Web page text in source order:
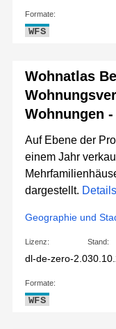
Formate:
WFS
Wohnatlas
Wohnungen -
Auf Ebene der
einem Jahr
dargestellt. Details
Geographie und
Lizenz:
dl-de-zero-2.0
Stand:
Formate:
WFS